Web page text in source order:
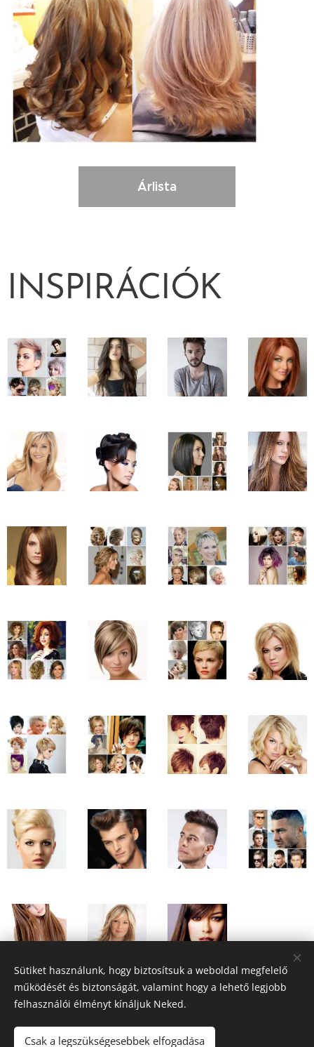
Árlista
INSPIRÁCIÓK
© 2016 Római Madonna Szépségszalon, 1031. Budapest,
Római tér 2.
Sütiket használunk, hogy biztosítsuk a weboldal megfelelő
működését és biztonságát, valamint hogy a lehető legjobb
felhasználói élményt kínáljuk Neked.
Csak a legszükségesebbek elfogadása